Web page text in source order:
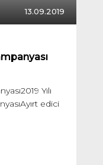
13.09.2019
Yılı
edici